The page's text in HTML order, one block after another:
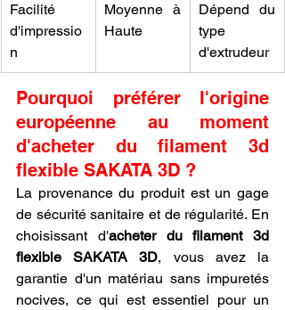
Facilité
d'impressio
n
Moyenne à
Haute
Dépend du
type
d'extrudeur
Pourquoi préférer l'origine
européenne au moment
d'acheter du filament 3d
flexible SAKATA 3D ?
La provenance du produit est un gage
de sécurité sanitaire et de régularité. En
choisissant d'acheter du filament 3d
flexible SAKATA 3D, vous avez la
garantie d'un matériau sans impuretés